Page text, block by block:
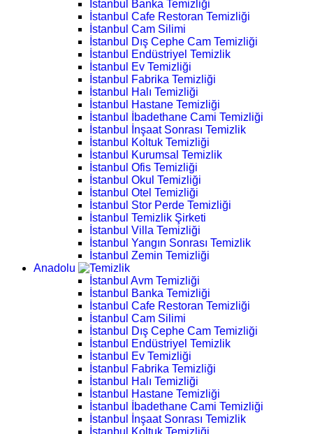
İstanbul Banka Temizliği
İstanbul Cafe Restoran Temizliği
İstanbul Cam Silimi
İstanbul Dış Cephe Cam Temizliği
İstanbul Endüstriyel Temizlik
İstanbul Ev Temizliği
İstanbul Fabrika Temizliği
İstanbul Halı Temizliği
İstanbul Hastane Temizliği
İstanbul İbadethane Cami Temizliği
İstanbul İnşaat Sonrası Temizlik
İstanbul Koltuk Temizliği
İstanbul Kurumsal Temizlik
İstanbul Ofis Temizliği
İstanbul Okul Temizliği
İstanbul Otel Temizliği
İstanbul Stor Perde Temizliği
İstanbul Temizlik Şirketi
İstanbul Villa Temizliği
İstanbul Yangın Sonrası Temizlik
İstanbul Zemin Temizliği
Anadolu
İstanbul Avm Temizliği
İstanbul Banka Temizliği
İstanbul Cafe Restoran Temizliği
İstanbul Cam Silimi
İstanbul Dış Cephe Cam Temizliği
İstanbul Endüstriyel Temizlik
İstanbul Ev Temizliği
İstanbul Fabrika Temizliği
İstanbul Halı Temizliği
İstanbul Hastane Temizliği
İstanbul İbadethane Cami Temizliği
İstanbul İnşaat Sonrası Temizlik
İstanbul Koltuk Temizliği